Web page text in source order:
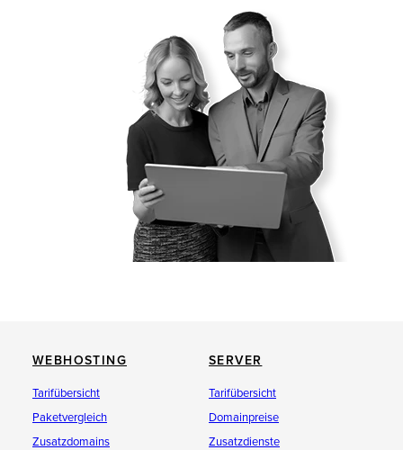
WEBHOSTING
Tarifübersicht
Paketvergleich
Zusatzdomains
SERVER
Tarifübersicht
Domainpreise
Zusatzdienste